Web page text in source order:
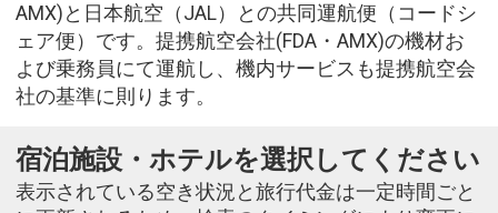
AMX)と日本航空（JAL）との共同運航便（コードシ
ェア便）です。提携航空会社(FDA・AMX)の機材お
よび乗務員にて運航し、機内サービスも提携航空会
社の基準に則ります。
宿泊施設・ホテルを選択してください
表示されている空き状況と旅行代金は一定時間ごと